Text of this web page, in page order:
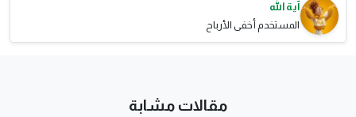
آية الله
المستخدم أخفى الأرباح
مقالات مشابة